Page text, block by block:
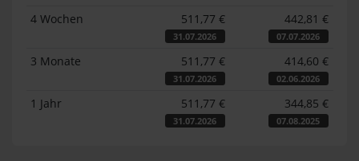
4 Wochen
511,77 €
31.07.2026
442,81 €
07.07.2026
3 Monate 511,77 €
31.07.2026
414,60 €
02.06.2026
1 Jahr 511,77 €
31.07.2026
344,85 €
07.08.2025